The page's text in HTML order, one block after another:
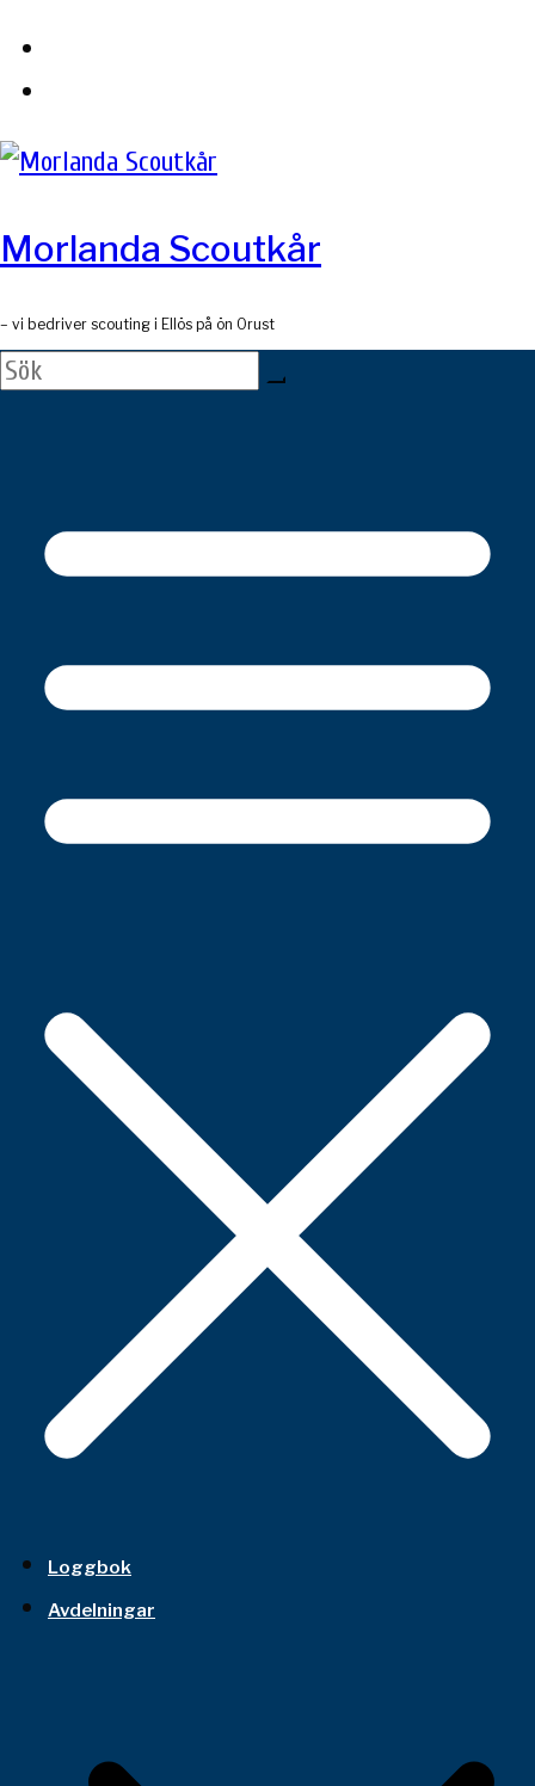
Skip
content
Morlanda Scoutkår
– vi bedriver scouting i Ellös på ön Orust
Loggbok
Avdelningar